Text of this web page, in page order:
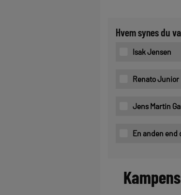
Hvem synes du
Isak Jensen
Renato Junior
Jens Martin
En anden